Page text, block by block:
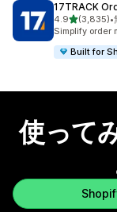
17TRACK
4.95つ星中
(3,835)
合計レビュー •
Simplify order
Built for
使って